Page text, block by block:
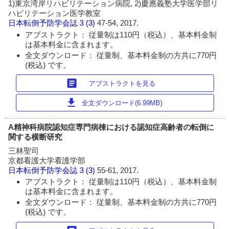
1)東京湾岸リハビリテーション病院, 2)慶應義塾大学医学部リ
ハビリテーション医学教室
日本転倒予防学会誌 3 (3)47-54, 2017.
アブストラクト： 従量制は110円（税込）、基本料金制
は基本料金に含まれます。
全文ダウンロード： 従量制、基本料金制の方共に770円
(税込) です。
article アブストラクトを見る
download 全文ダウンロード(6.99MB)
A精神科病院認知症専門病棟における認知症高齢者の転倒に
関する横断研究
三林聖司
京都看護大学看護学部
日本転倒予防学会誌 3 (3)55-61, 2017.
アブストラクト： 従量制は110円（税込）、基本料金制
は基本料金に含まれます。
全文ダウンロード： 従量制、基本料金制の方共に770円
(税込) です。